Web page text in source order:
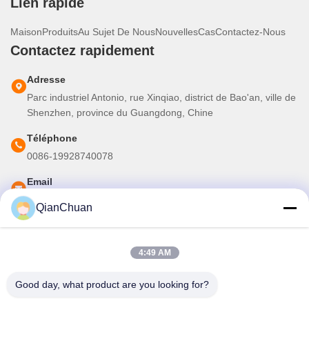
MaisonProduitsAu Sujet De NousNouvellesCasContactez-Nous
Contactez rapidement
Adresse
Parc industriel Antonio, rue Xinqiao, district de Bao'an, ville de
Shenzhen, province du Guangdong, Chine
Téléphone
0086-19928740078
Email
martins.shen520@gmail.com
Abonnez-vous à notre newsletter pour des réductions et plus
QianChuan
4:49 AM
Good day, what product are you looking for?